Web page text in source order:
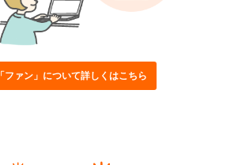
「ファン」について詳しくはこちら